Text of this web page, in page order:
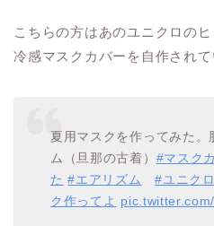
こちらの方はあのユニクロの
冷感マスクカバーを自作されて
夏用マスクを作ってみた
ム（旦那の古着） #マスク
た #エアリズム
#ユニク
ク作ってよ